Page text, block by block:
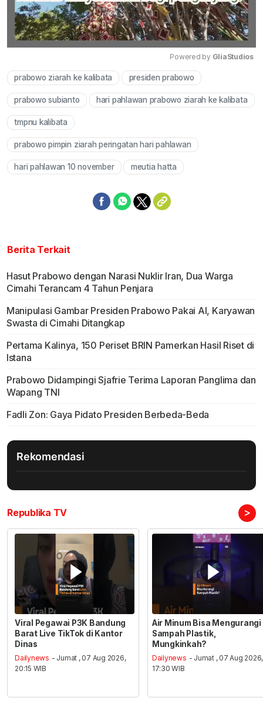
Powered by GliaStudios
prabowo ziarah ke kalibata presiden prabowo
prabowo subianto hari pahlawan prabowo ziarah ke kalibata
tmpnu kalibata
prabowo pimpin ziarah peringatan hari pahlawan
hari pahlawan 10 november meutia hatta
Berita Terkait
Hasut Prabowo dengan Narasi Nuklir Iran, Dua Warga
Cimahi Terancam 4 Tahun Penjara
Manipulasi Gambar Presiden Prabowo Pakai AI, Karyawan
Swasta di Cimahi Ditangkap
Pertama Kalinya, 150 Periset BRIN Pamerkan Hasil Riset di
Istana
Prabowo Didampingi Sjafrie Terima Laporan Panglima dan
Wapang TNI
Fadli Zon: Gaya Pidato Presiden Berbeda-Beda
Rekomendasi
Republika TV >
Viral Pegawai P3K Bandung
Barat Live TikTok di Kantor
Dinas
Dailynews - Jumat , 07 Aug 2026,
20:15 WIB
Air Minum Bisa Mengurangi
Sampah Plastik,
Mungkinkah?
Dailynews - Jumat , 07 Aug 2026,
17:30 WIB